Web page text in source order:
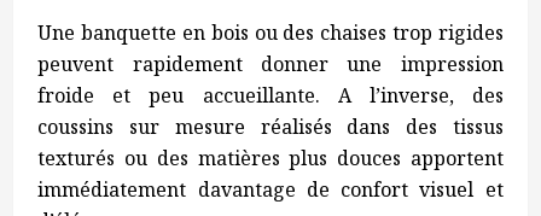
Une banquette en bois ou des chaises trop rigides
peuvent rapidement donner une impression
froide et peu accueillante. A l’inverse, des
coussins sur mesure réalisés dans des tissus
texturés ou des matières plus douces apportent
immédiatement davantage de confort visuel et